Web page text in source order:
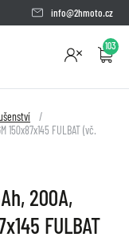
info@2hmoto.cz
103
150x87x145 FULBAT (vč.
200A,
FULBAT